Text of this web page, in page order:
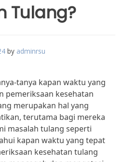
Tulang?
by adminrsu
tanya kapan waktu yang
pemeriksaan kesehatan
merupakan hal yang
terutama bagi mereka
masalah tulang seperti
kapan waktu yang tepat
kesehatan tulang